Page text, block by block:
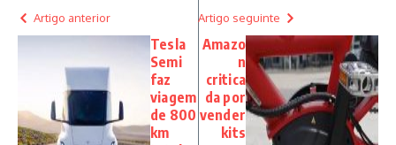
Artigo anterior
Tesla
Semi
faz
viagem
de 800
km
Artigo seguinte
Amazo
n
critica
da por
vender
kits